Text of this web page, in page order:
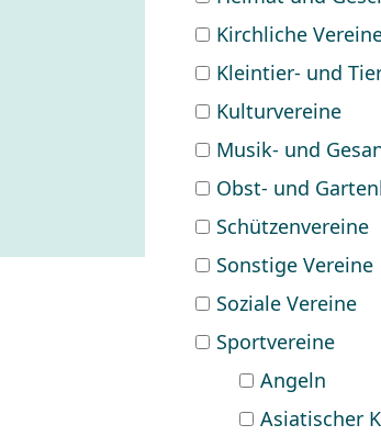
Kirchliche
Kleintier- und
Kulturvereine
Musik- und
Obst- und
Schützenvereine
Sonstige Vereine
Soziale Vereine
Sportvereine
Angeln
Asiatischer